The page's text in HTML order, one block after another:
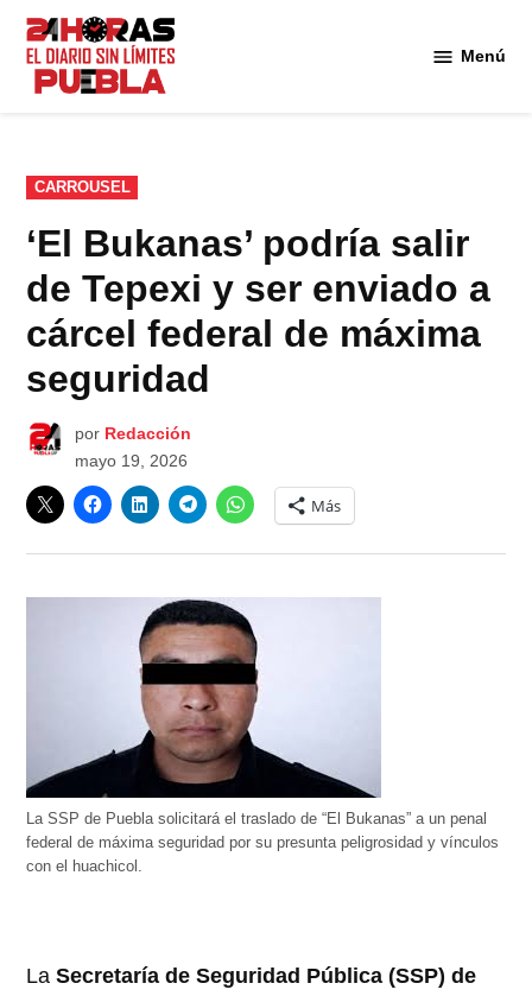
Saltar
contenido
Menú
PUBLICADO
EN
CARROUSEL
‘El Bukanas’ podría salir
de Tepexi y ser enviado a
cárcel federal de máxima
seguridad
por Redacción
mayo 19, 2026
Más
La SSP de Puebla solicitará el traslado de “El Bukanas” a un penal
federal de máxima seguridad por su presunta peligrosidad y vínculos
con el huachicol.
LaSecretaría de Seguridad Pública (SSP) de